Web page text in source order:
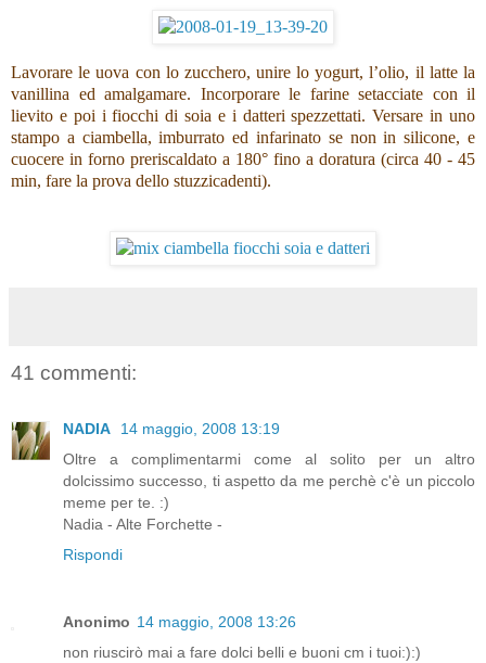
Lavorare le uova con lo zucchero, unire lo yogurt, l’olio, il latte la
vanillina ed amalgamare. Incorporare le farine setacciate con il
lievito e poi i fiocchi di soia e i datteri spezzettati. Versare in uno
stampo a ciambella, imburrato ed infarinato se non in silicone, e
cuocere in forno preriscaldato a 180° fino a doratura (circa 40 - 45
min, fare la prova dello stuzzicadenti).
41 commenti:
NADIA
14 maggio, 2008 13:19
Oltre a complimentarmi come al solito per un altro
dolcissimo successo, ti aspetto da me perchè c'è un piccolo
meme per te. :)
Nadia - Alte Forchette -
Rispondi
Anonimo 14 maggio, 2008 13:26
non riuscirò mai a fare dolci belli e buoni cm i tuoi:):)